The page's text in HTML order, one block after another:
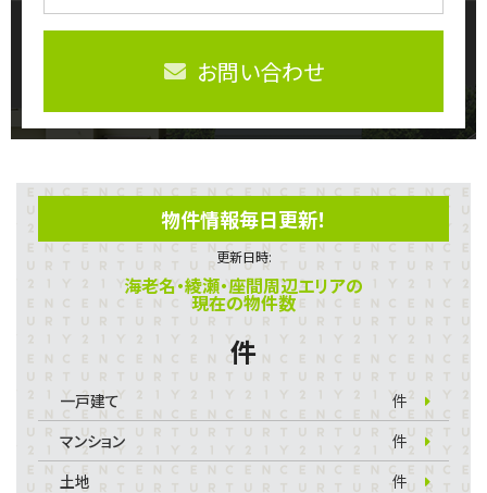
お問い合わせ
物件情報毎日更新！
更新日時:
海老名・綾瀬・座間周辺エリアの
現在の物件数
件
一戸建て
件
マンション
件
土地
件